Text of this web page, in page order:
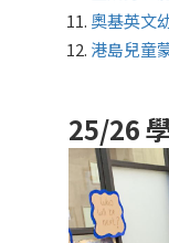
奧基英文
港島兒童
25/26